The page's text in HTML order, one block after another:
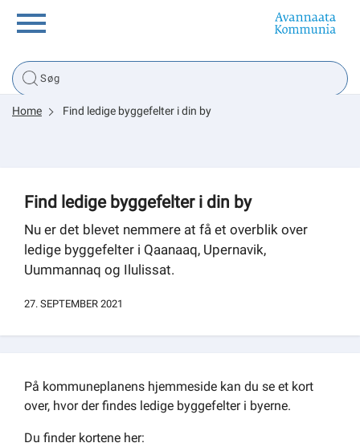
Borger
Tsunami
sullissivik.gl
Planportal
Home Find ledige byggefelter i din by
Find ledige byggefelter i din by
Nu er det blevet nemmere at få et overblik over
ledige byggefelter i Qaanaaq, Upernavik,
Uummannaq og Ilulissat.
27. SEPTEMBER 2021
På kommuneplanens hjemmeside kan du se et kort
over, hvor der findes ledige byggefelter i byerne.
Du finder kortene her: